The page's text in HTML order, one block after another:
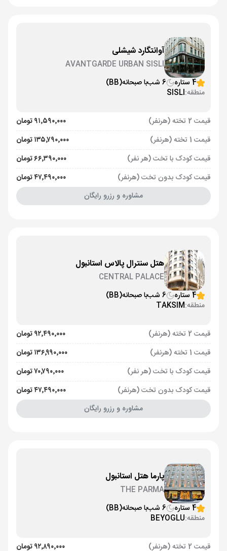
آوانتگارد شیشلی
AVANTGARDE URBAN SISLI
4 ستاره
6 شب با صبحانه(BB)
منطقه:SISLI
قیمت 2 تخته (هرنفر)
۹۱٬۵۹۰٬۰۰۰ تومان
قیمت 1 تخته (هرنفر)
۱۳۵٬۷۹۰٬۰۰۰ تومان
قیمت کودک با تخت (هر نفر)
۶۶٬۳۹۰٬۰۰۰ تومان
قیمت کودک بدون تخت (هرنفر)
۴۷٬۴۹۰٬۰۰۰ تومان
مشاوره و رزرو رایگان
هتل سنترال پالاس استانبول
CENTRAL PALACE
4 ستاره
6 شب با صبحانه(BB)
منطقه:TAKSIM
قیمت 2 تخته (هرنفر)
۹۲٬۴۹۰٬۰۰۰ تومان
قیمت 1 تخته (هرنفر)
۱۳۶٬۹۹۰٬۰۰۰ تومان
قیمت کودک با تخت (هر نفر)
۷۰٬۷۹۰٬۰۰۰ تومان
قیمت کودک بدون تخت (هرنفر)
۴۷٬۴۹۰٬۰۰۰ تومان
مشاوره و رزرو رایگان
پارما هتل استانبول
THE PARMA
4 ستاره
6 شب با صبحانه(BB)
منطقه:BEYOGLU
قیمت 2 تخته (هرنفر)
۹۲٬۸۹۰٬۰۰۰ تومان